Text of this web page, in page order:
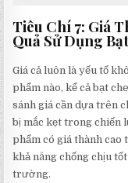
Tiêu Chí 7: Giá
Quả Sử Dụng
Giá cả luôn là yếu tố
phẩm nào, kể cả bạt
sánh giá cần dựa trên
bị mắc kẹt trong chiến
phẩm có giá thành
khả năng chống chịu
trường.